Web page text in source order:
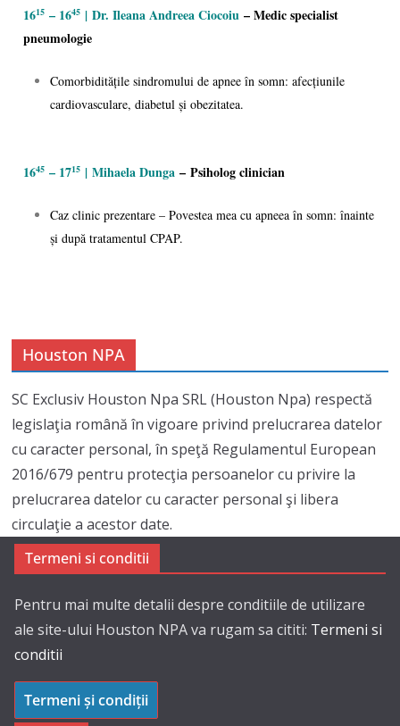
1615 – 1645 | Dr. Ileana Andreea Ciocoiu – Medic specialist
pneumologie
Comorbiditățile sindromului de apnee în somn: afecțiunile
cardiovasculare, diabetul și obezitatea.
1645 – 1715 | Mihaela Dunga – Psiholog clinician
Caz clinic prezentare – Povestea mea cu apneea în somn: înainte
și după tratamentul CPAP.
Houston NPA
SC Exclusiv Houston Npa SRL (Houston Npa) respectă
legislaţia română în vigoare privind prelucrarea datelor
cu caracter personal, în speţă Regulamentul European
2016/679 pentru protecţia persoanelor cu privire la
prelucrarea datelor cu caracter personal şi libera
circulaţie a acestor date.
Termeni si conditii
Pentru mai multe detalii despre conditiile de utilizare
ale site-ului Houston NPA va rugam sa cititi: Termeni si
conditii
Termeni și condiții